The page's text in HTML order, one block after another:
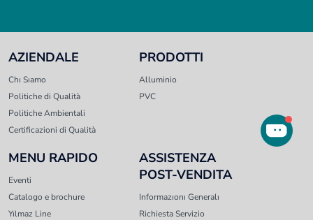
AZIENDALE
Chı Sıamo
Politiche di Qualità
Politiche Ambientali
Certificazioni di Qualità
PRODOTTI
Alluminio
PVC
MENU RAPIDO
Eventi
Catalogo e brochure
Yılmaz Line
ASSISTENZA
POST-VENDITA
Informazıonı Generalı
Richiesta Servizio